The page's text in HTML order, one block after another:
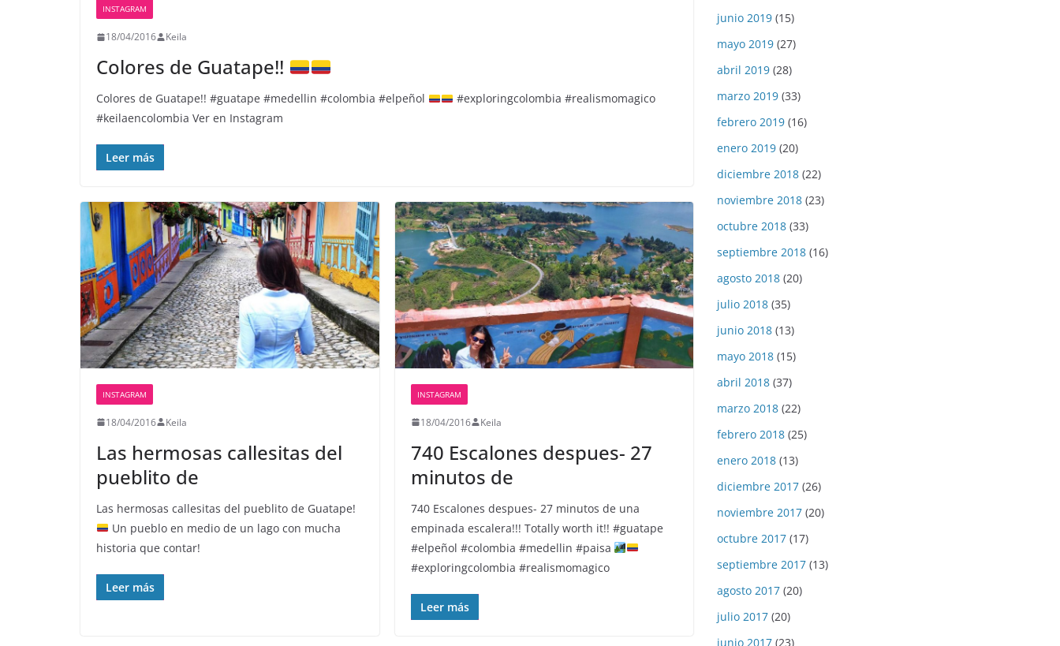
INSTAGRAM
18/04/2016 Keila
Colores de Guatape!!
Colores de Guatape!! #guatape #medellin #colombia #elpeñol
#exploringcolombia #realismomagico
#keilaencolombia Ver en Instagram
Leer más
INSTAGRAM
18/04/2016 Keila
Las hermosas callesitas del
pueblito de
Las hermosas callesitas del pueblito de Guatape!
Un pueblo en medio de un lago con mucha
historia que contar!
Leer más
INSTAGRAM
18/04/2016 Keila
740 Escalones despues- 27
minutos de
740 Escalones despues- 27 minutos de una
empinada escalera!!! Totally worth it!! #guatape
#elpeñol #colombia #medellin #paisa
#exploringcolombia #realismomagico
Leer más
junio 2019 (15)
mayo 2019 (27)
abril 2019 (28)
marzo 2019 (33)
febrero 2019 (16)
enero 2019 (20)
diciembre 2018 (22)
noviembre 2018 (23)
octubre 2018 (33)
septiembre 2018 (16)
agosto 2018 (20)
julio 2018 (35)
junio 2018 (13)
mayo 2018 (15)
abril 2018 (37)
marzo 2018 (22)
febrero 2018 (25)
enero 2018 (13)
diciembre 2017 (26)
noviembre 2017 (20)
octubre 2017 (17)
septiembre 2017 (13)
agosto 2017 (20)
julio 2017 (20)
junio 2017 (23)